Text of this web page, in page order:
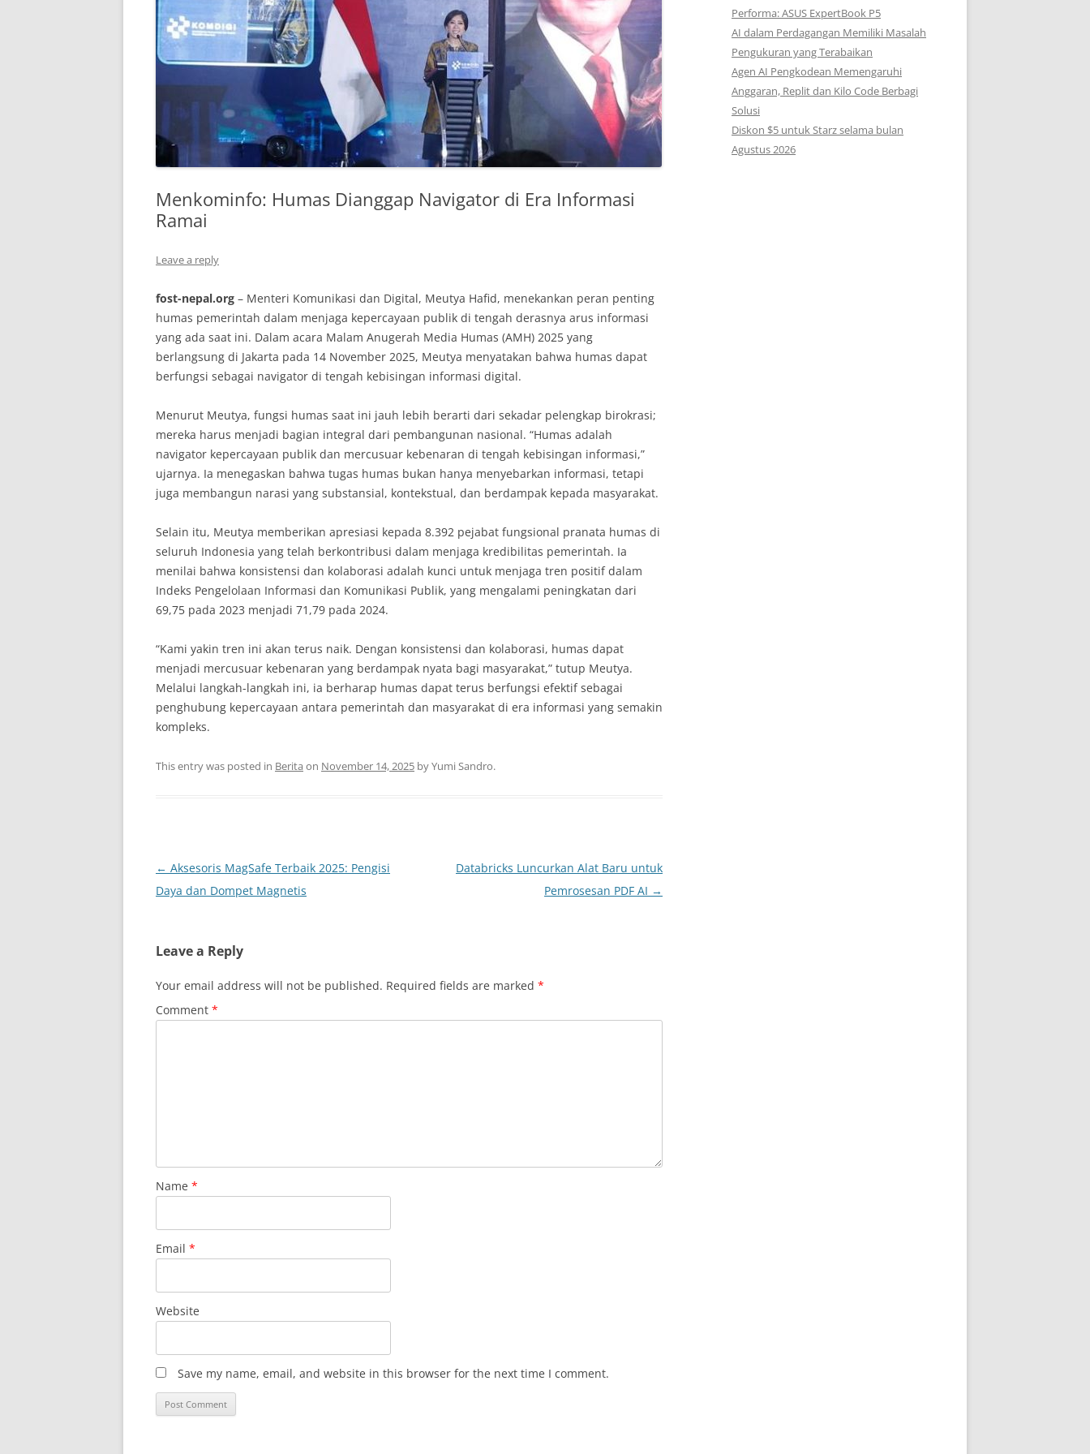
Menkominfo: Humas Dianggap Navigator di Era Informasi
Ramai
Leave a reply
fost-nepal.org – Menteri Komunikasi dan Digital, Meutya Hafid, menekankan peran penting
humas pemerintah dalam menjaga kepercayaan publik di tengah derasnya arus informasi
yang ada saat ini. Dalam acara Malam Anugerah Media Humas (AMH) 2025 yang
berlangsung di Jakarta pada 14 November 2025, Meutya menyatakan bahwa humas dapat
berfungsi sebagai navigator di tengah kebisingan informasi digital.
Menurut Meutya, fungsi humas saat ini jauh lebih berarti dari sekadar pelengkap birokrasi;
mereka harus menjadi bagian integral dari pembangunan nasional. “Humas adalah
navigator kepercayaan publik dan mercusuar kebenaran di tengah kebisingan informasi,”
ujarnya. Ia menegaskan bahwa tugas humas bukan hanya menyebarkan informasi, tetapi
juga membangun narasi yang substansial, kontekstual, dan berdampak kepada masyarakat.
Selain itu, Meutya memberikan apresiasi kepada 8.392 pejabat fungsional pranata humas di
seluruh Indonesia yang telah berkontribusi dalam menjaga kredibilitas pemerintah. Ia
menilai bahwa konsistensi dan kolaborasi adalah kunci untuk menjaga tren positif dalam
Indeks Pengelolaan Informasi dan Komunikasi Publik, yang mengalami peningkatan dari
69,75 pada 2023 menjadi 71,79 pada 2024.
“Kami yakin tren ini akan terus naik. Dengan konsistensi dan kolaborasi, humas dapat
menjadi mercusuar kebenaran yang berdampak nyata bagi masyarakat,” tutup Meutya.
Melalui langkah-langkah ini, ia berharap humas dapat terus berfungsi efektif sebagai
penghubung kepercayaan antara pemerintah dan masyarakat di era informasi yang semakin
kompleks.
This entry was posted in Berita on November 14, 2025 byYumi Sandro.
Post
navigation
← Aksesoris MagSafe Terbaik 2025: Pengisi
Daya dan Dompet Magnetis
Databricks Luncurkan Alat Baru untuk
Pemrosesan PDF AI →
Leave a Reply
Your email address will not be published. Required fields are marked *
Comment *
Name *
Email *
Website
Save my name, email, and website in this browser for the next time I comment.
Performa: ASUS ExpertBook P5
AI dalam Perdagangan Memiliki Masalah
Pengukuran yang Terabaikan
Agen AI Pengkodean Memengaruhi
Anggaran, Replit dan Kilo Code Berbagi
Solusi
Diskon $5 untuk Starz selama bulan
Agustus 2026